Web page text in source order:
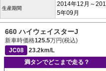
生産期間
2014年12月～201
5年09月
660 ハイウェイスターJ
新車時価格125.5万円(税込)
JC08
23.2km/L
満タンでどこまで走る？